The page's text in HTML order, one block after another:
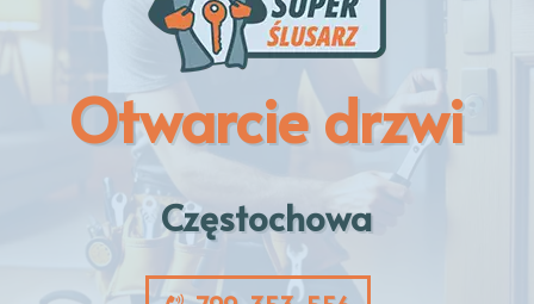
Otwarcie drzwi
Częstochowa